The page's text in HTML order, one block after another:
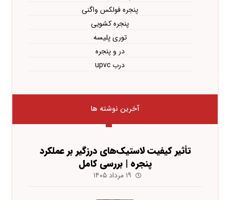
پنجره فولکس واگنی
پنجره کشویی
توری پلیسه
در و پنجره
درب upvc
آخرین نوشته ها
تأثیر کیفیت لاستیک‌های درزگیر بر عملکرد
پنجره | بررسی کامل
۱۹ مرداد ۱۴۰۵